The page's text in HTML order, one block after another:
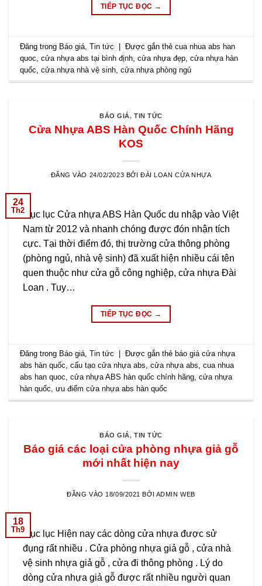
TIẾP TỤC ĐỌC →
Đăng trong Báo giá ,Tin tức | Được gắn thẻcua nhua abs han
quoc ,cửa nhựa abs tại bình định ,cửa nhựa đẹp ,cửa nhựa hàn
quốc ,cửa nhựa nhà vệ sinh ,cửa nhựa phòng ngủ
BÁO GIÁ,TIN TỨC
Cửa Nhựa ABS Hàn Quốc Chính Hãng
KOS
ĐĂNG VÀO 24/02/2023 BỞI ĐÀI LOAN CỬA NHỰA
24
Th2Mục lục Cửa nhựa ABS Hàn Quốc du nhập vào Việt
Nam từ 2012 và nhanh chóng được đón nhận tích
cực. Tại thời điểm đó, thị trường cửa thông phòng
(phòng ngủ, nhà vệ sinh) đã xuất hiện nhiều cái tên
quen thuộc như cửa gỗ công nghiệp, cửa nhựa Đài
Loan . Tuy…
TIẾP TỤC ĐỌC →
Đăng trong Báo giá,Tin tức Được gắn thẻ báo giá cửa nhựa
abs hàn quốc,cấu tạo cửa nhựa abs,cửa nhựa abs,cua nhua
abs han quoc,cửa nhựa ABS hàn quốc chính hãng,cửa nhựa
hàn quốc,ưu điểm cửa nhựa abs hàn quốc
BÁO GIÁ,TIN TỨC
Báo giá các loại cửa phòng nhựa giả gỗ
mới nhất hiện nay
ĐĂNG VÀO 18/09/2021 BỞI ADMIN WEB
18
Th9Mục lục Hiện nay các dòng cửa nhựa được sử
đụng rất nhiều . Cửa phòng nhựa giả gỗ , cửa nhà
vệ sinh nhựa giả gỗ , cửa đi thông phòng . Lý do
dòng cửa nhựa giả gỗ được rất nhiều người quan